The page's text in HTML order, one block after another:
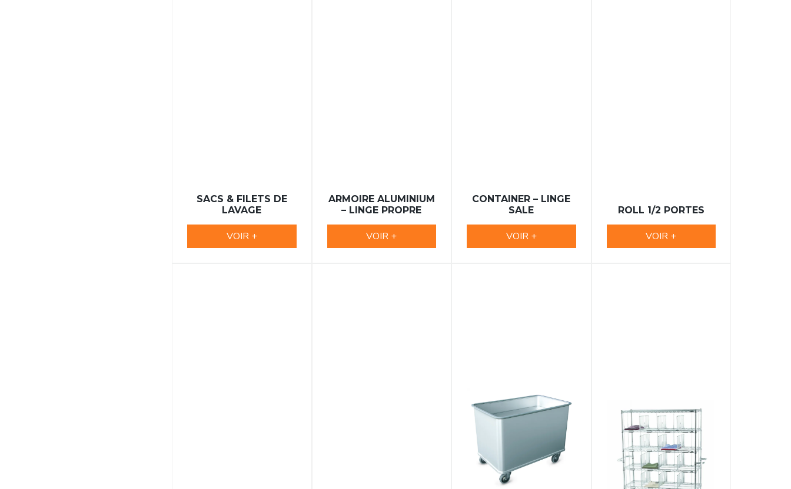
SACS & FILETS DE
LAVAGE
VOIR +
ARMOIRE ALUMINIUM
– LINGE PROPRE
VOIR +
CONTAINER – LINGE
SALE
VOIR +
ROLL 1/2 PORTES
VOIR +